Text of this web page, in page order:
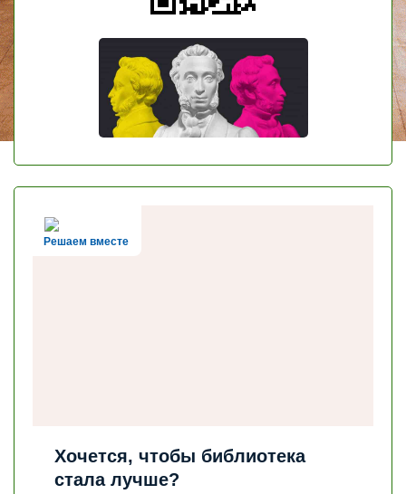
Решаем вместе
Хочется, чтобы библиотека
стала лучше?